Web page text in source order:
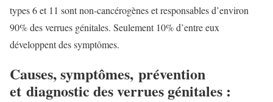
types 6 et 11 sont non-cancérogènes et responsables d’environ
90% des verrues génitales. Seulement 10% d’entre eux
développent des symptômes.
Causes, symptômes, prévention
et diagnostic des verrues génitales :